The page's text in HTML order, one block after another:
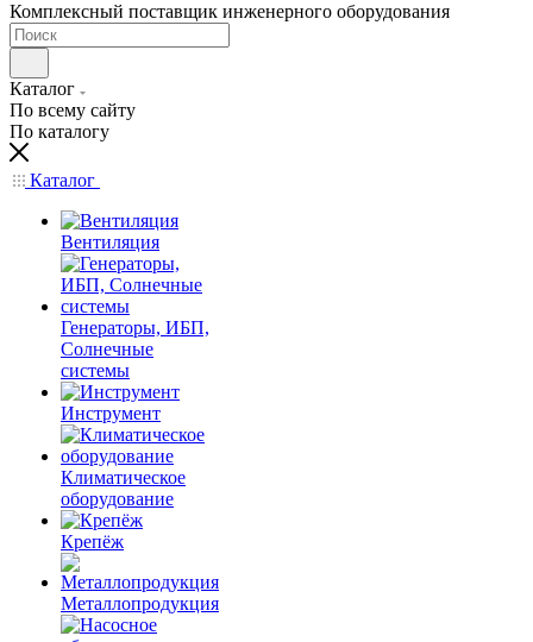
Комплексный поставщик инженерного оборудования
Каталог
По всему сайту
По каталогу
Каталог
Вентиляция
Генераторы, ИБП,
Солнечные
системы
Инструмент
Климатическое
оборудование
Крепёж
Металлопродукция